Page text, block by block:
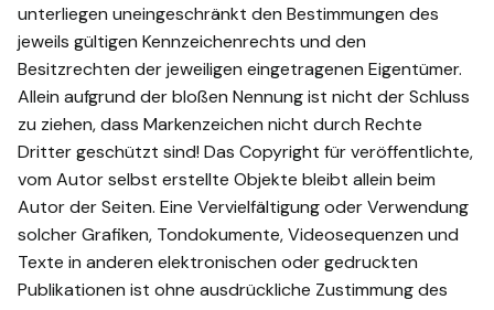
unterliegen uneingeschränkt den Bestimmungen des
jeweils gültigen Kennzeichenrechts und den
Besitzrechten der jeweiligen eingetragenen Eigentümer.
Allein aufgrund der bloßen Nennung ist nicht der Schluss
zu ziehen, dass Markenzeichen nicht durch Rechte
Dritter geschützt sind! Das Copyright für veröffentlichte,
vom Autor selbst erstellte Objekte bleibt allein beim
Autor der Seiten. Eine Vervielfältigung oder Verwendung
solcher Grafiken, Tondokumente, Videosequenzen und
Texte in anderen elektronischen oder gedruckten
Publikationen ist ohne ausdrückliche Zustimmung des